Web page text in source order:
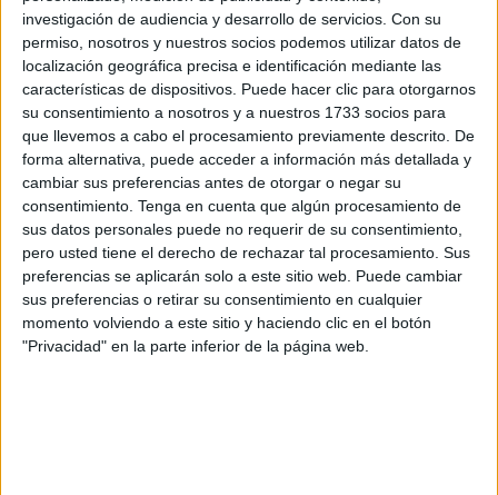
investigación de audiencia y desarrollo de servicios. Con su
permiso, nosotros y nuestros socios podemos utilizar datos de
localización geográfica precisa e identificación mediante las
características de dispositivos. Puede hacer clic para otorgarnos
su consentimiento a nosotros y a nuestros 1733 socios para
que llevemos a cabo el procesamiento previamente descrito. De
forma alternativa, puede acceder a información más detallada y
cambiar sus preferencias antes de otorgar o negar su
consentimiento. Tenga en cuenta que algún procesamiento de
sus datos personales puede no requerir de su consentimiento,
pero usted tiene el derecho de rechazar tal procesamiento. Sus
preferencias se aplicarán solo a este sitio web. Puede cambiar
sus preferencias o retirar su consentimiento en cualquier
momento volviendo a este sitio y haciendo clic en el botón
"Privacidad" en la parte inferior de la página web.
los entrenamientos, en los que “diferenciaba tres fases”. La
primera se centraba “en ganar fondo”, la segunda “en
ganar más calidad” y la tercera “una fase de descarga, que
es en la que nos encontramos ahora mismo”.